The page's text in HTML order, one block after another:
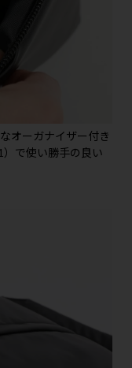
オーガナイザー付き
）で使い勝手の良い